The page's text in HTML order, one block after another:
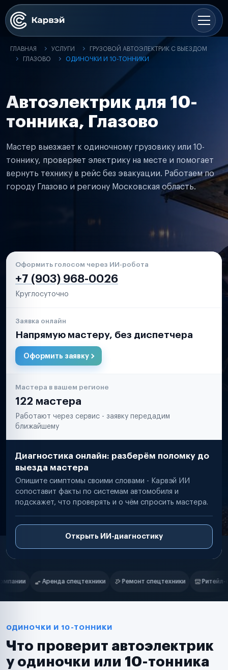
ГЛАВНАЯ УСЛУГИ
ГРУЗОВОЙ АВТОЭЛЕКТРИК С ВЫЕЗДОМ
ГЛАЗОВО
ОДИНОЧКИ И 10-ТОННИКИ
Автоэлектрик для 10-
тонника, Глазово
Мастер выезжает к одиночному грузовику или 10-
тоннику, проверяет электрику на месте и помогает
вернуть технику в рейс без эвакуации. Работаем по
городу Глазово и региону Московская область.
Оформить голосом через ИИ-робота
+7 (903) 968-0026
Круглосуточно
Заявка онлайн
Напрямую мастеру, без диспетчера
Оформить заявку
Мастера в вашем регионе
122 мастера
Работают через сервис - заявку передадим
ближайшему
Диагностика онлайн: разберём поломку до
выезда мастера
Опишите симптомы своими словами - Карвэй ИИ
сопоставит факты по системам автомобиля и
подскажет, что проверять и о чём спросить мастера.
Открыть ИИ-диагностику
Нам доверяют
Ремонт спецтехники Ритейл-сети Управляющие компании
Маркетплейсы
Таксопарки
Автодилеры
Поставщики запчастей
ОДИНОЧКИ И 10-ТОННИКИ
Что проверит автоэлектрик
у одиночки или 10-тонника